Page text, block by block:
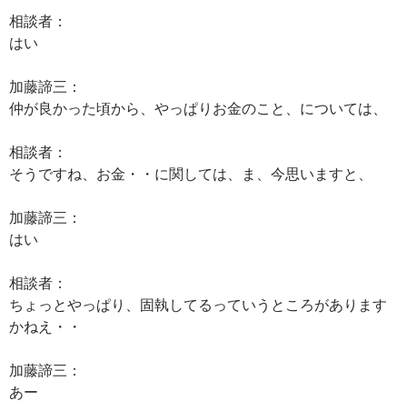
相談者：
はい
加藤諦三：
仲が良かった頃から、やっぱりお金のこと、については、
相談者：
そうですね、お金・・に関しては、ま、今思いますと、
加藤諦三：
はい
相談者：
ちょっとやっぱり、固執してるっていうところがあります
かねえ・・
加藤諦三：
あー